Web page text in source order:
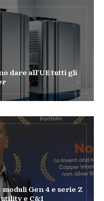
dare all’UE tutti gli
Gen 4 e serie Z
e C&I